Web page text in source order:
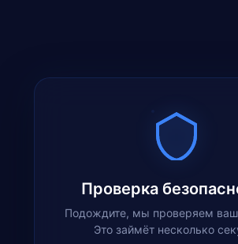
Проверка
Подождите, мы проверяем ваш
Это займёт несколько